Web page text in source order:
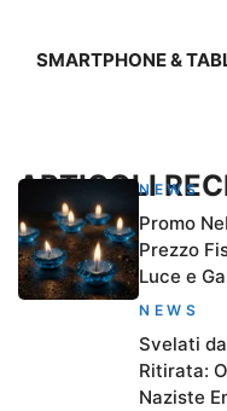
SMARTPHONE &
ARTICOLINEWS
Promo
Prezzo
Luce e
NEWS
Svelati
Ritirata:
Naziste